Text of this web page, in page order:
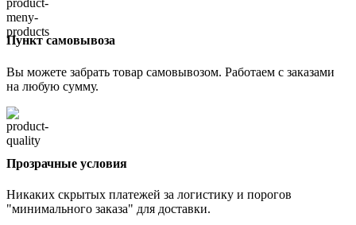
Пункт самовывоза
Вы можете забрать товар самовывозом. Работаем с заказами
на любую сумму.
Прозрачные условия
Никаких скрытых платежей за логистику и порогов
"минимального заказа" для доставки.